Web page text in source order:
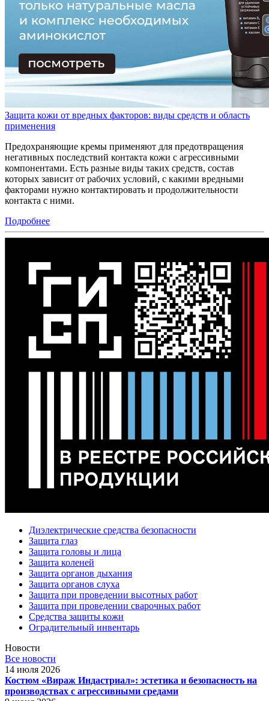
Защита кожи от вредных факторов: виды средств и область
применения
Предохраняющие кремы применяют для предотвращения
негативных последствий контакта кожи с агрессивными
компонентами. Есть разные виды таких средств, состав
которых зависит от рабочих условий, с какими вредными
факторами нужно контактировать и продолжительности
контакта с ними.
Подробнее
Диэлектрические средства безопасности
Защита глаз
Защита головы и лица
Защита коленей
Защита органов дыхания
Защита органов слуха
Защита при проведении высотных работ
Защита при проведении сварочных работ
Средства защиты кожи
Оградительный инвентарь
Новости
Все новости
14 июля 2026
Костюм «Вираж Индастриал»: эстетика и безопасность на
производствах с агрессивными средами